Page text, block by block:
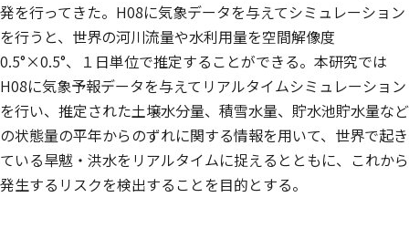
発を行ってきた。H08に気象データを与えてシミュレーション
を行うと、世界の河川流量や水利用量を空間解像度
0.5°×0.5°、１日単位で推定することができる。本研究では
H08に気象予報データを与えてリアルタイムシミュレーション
を行い、推定された土壌水分量、積雪水量、貯水池貯水量など
の状態量の平年からのずれに関する情報を用いて、世界で起き
ている旱魃・洪水をリアルタイムに捉えるとともに、これから
発生するリスクを検出することを目的とする。